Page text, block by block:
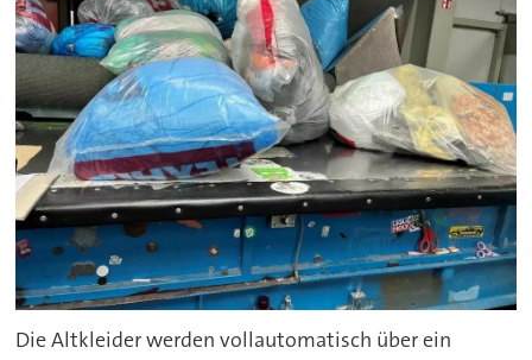
Die Altkleider werden vollautomatisch über ein